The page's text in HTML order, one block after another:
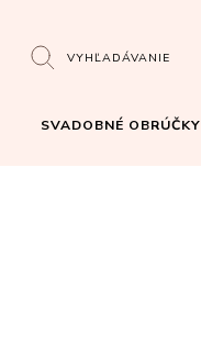
VYHĽADÁVANIE
SVADOBNÉ OBRÚČKY